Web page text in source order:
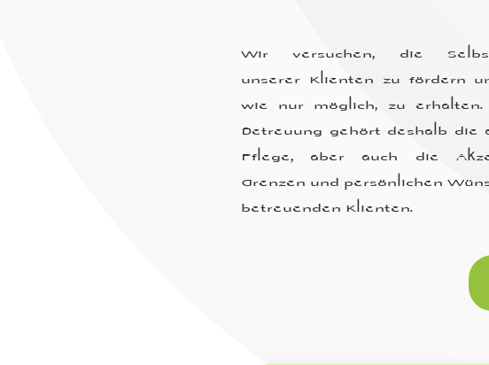
Wir versuchen, die
unserer Klienten zu fördern
wie nur möglich, zu
Betreuung gehört deshalb die
Pflege, aber auch die
Grenzen und persönlichen
betreuenden Klienten.